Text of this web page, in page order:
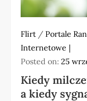
Flirt / Portale
Internetowe
Posted on:25
Kiedy
a kiedy